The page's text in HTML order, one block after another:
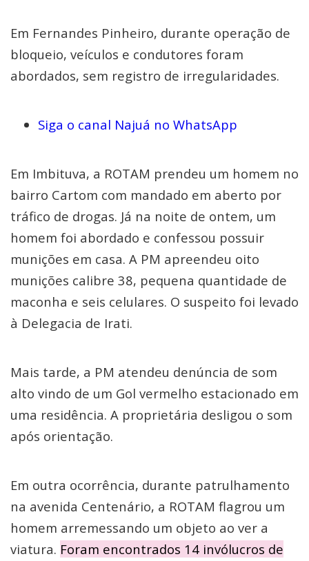
Em Fernandes Pinheiro, durante operação de
bloqueio, veículos e condutores foram
abordados, sem registro de irregularidades.
Siga o canal Najuá no WhatsApp
Em Imbituva, a ROTAM prendeu um homem no
bairro Cartom com mandado em aberto por
tráfico de drogas. Já na noite de ontem, um
homem foi abordado e confessou possuir
munições em casa. A PM apreendeu oito
munições calibre 38, pequena quantidade de
maconha e seis celulares. O suspeito foi levado
à Delegacia de Irati.
Mais tarde, a PM atendeu denúncia de som
alto vindo de um Gol vermelho estacionado em
uma residência. A proprietária desligou o som
após orientação.
Em outra ocorrência, durante patrulhamento
na avenida Centenário, a ROTAM flagrou um
homem arremessando um objeto ao ver a
viatura. Foram encontrados 14 invólucros de